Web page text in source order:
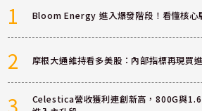
1 Bloom Energy 進入爆發階段！看懂核心
2 摩根大通維持看多美股：內部指標再現買
3
Celestica營收獲利連創新高，800G與